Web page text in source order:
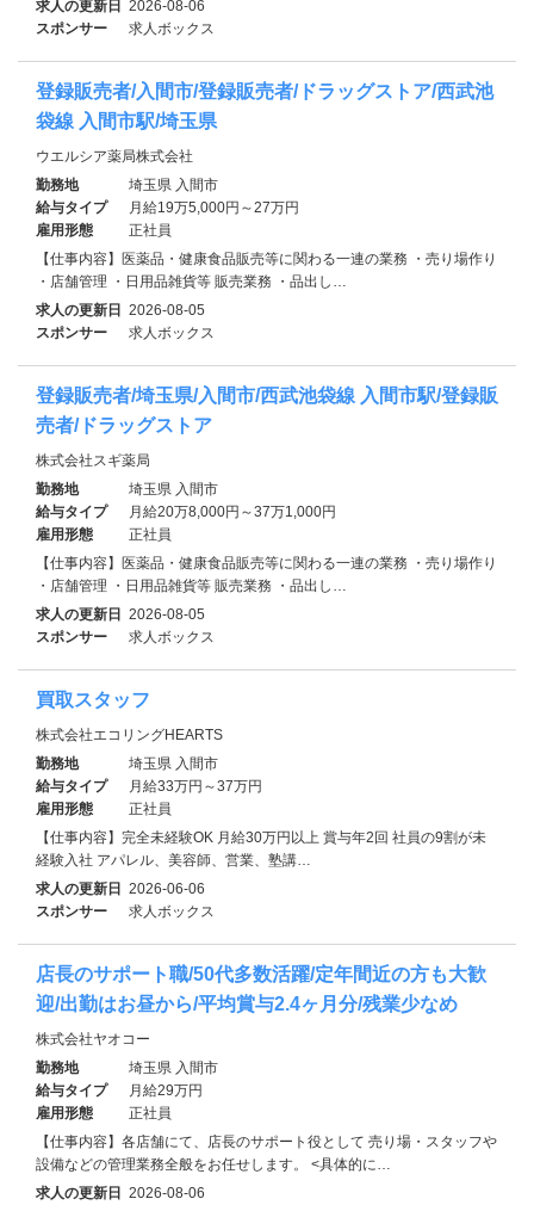
求人の更新日 2026-08-06
スポンサー
求人ボックス
登録販売者/入間市/登録販売者/ドラッグストア/西武池
袋線 入間市駅/埼玉県
ウエルシア薬局株式会社
勤務地
埼玉県 入間市
給与タイプ
月給19万5,000円～27万円
雇用形態
正社員
【仕事内容】医薬品・健康食品販売等に関わる一連の業務 ・売り場作り
・店舗管理 ・日用品雑貨等 販売業務 ・品出し…
求人の更新日 2026-08-05
スポンサー
求人ボックス
登録販売者/埼玉県/入間市/西武池袋線 入間市駅/登録販
売者/ドラッグストア
株式会社スギ薬局
勤務地
埼玉県 入間市
給与タイプ
月給20万8,000円～37万1,000円
雇用形態
正社員
【仕事内容】医薬品・健康食品販売等に関わる一連の業務 ・売り場作り
・店舗管理 ・日用品雑貨等 販売業務 ・品出し…
求人の更新日 2026-08-05
スポンサー
求人ボックス
買取スタッフ
株式会社エコリングHEARTS
勤務地
埼玉県 入間市
給与タイプ
月給33万円～37万円
雇用形態
正社員
【仕事内容】完全未経験OK 月給30万円以上 賞与年2回 社員の9割が未
経験入社 アパレル、美容師、営業、塾講…
求人の更新日 2026-06-06
スポンサー
求人ボックス
店長のサポート職/50代多数活躍/定年間近の方も大歓
迎/出勤はお昼から/平均賞与2.4ヶ月分/残業少なめ
株式会社ヤオコー
勤務地
埼玉県 入間市
給与タイプ
月給29万円
雇用形態
正社員
【仕事内容】各店舗にて、店長のサポート役として 売り場・スタッフや
設備などの管理業務全般をお任せします。 <具体的に…
求人の更新日 2026-08-06